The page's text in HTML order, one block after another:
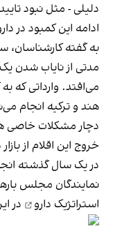
دلیلی - مثل نبود
ادامه این کمبود در
به گفته کارشناسان،
مدتی از نایاب شدن
می‌افتد. وارداتی که
هند و ترکیه انجام
دچار مشکلات خاصی
خروج این اقلام از
در یک سال گذشته
نمایندگان مجلس
استراتژیک دارو
در